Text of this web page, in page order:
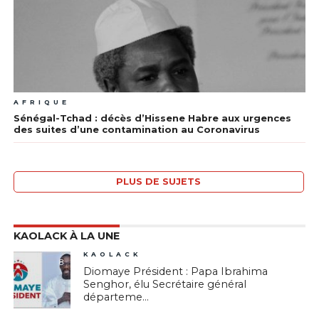
AFRIQUE
Sénégal-Tchad : décès d’Hissene Habre aux urgences
des suites d’une contamination au Coronavirus
PLUS DE SUJETS
KAOLACK À LA UNE
8
KAOLACK
Diomaye Président : Papa Ibrahima
Senghor, élu Secrétaire général
départeme...